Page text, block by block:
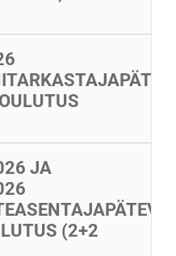
JA
(2+2